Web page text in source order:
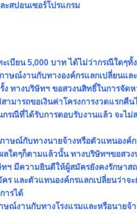
สปอนเซอร์โปรแกรม
เบียน 5,000 บาท ได้ไม่ว่ากรณีใดๆทั้
ษณ์งานกับทางองค์กรแลกเปลี่ยนแล
ทางบริษัทฯ ขอสวงนสิทธิ์ในการจัด
ามารถขอเงินค่าโครงการงวดแรกคื
กรณีที่ได้รับการตอบรับงานแล้ว จะไ
าษณ์กับทางนายจ้างหรือตัวแทนองค์
ลใดๆก็ตามแล้วนั้น ทางบริษัทฯขอสว
มีความยินดีให้ผู้สมัครยังคงรักษาส
ร และตัวแทนองค์กรแลกเปลี่ยนว่าจ
ารได้
ณ์งานกับทางโรงแรมและหรือนายจ้